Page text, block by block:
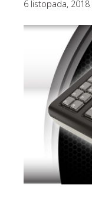
6 listopada, 2018